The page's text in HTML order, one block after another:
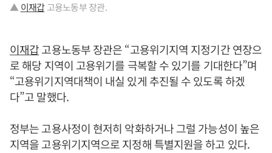
▲이재갑고용노동부 장관.
이재갑고용노동부 장관은 “고용위기지역 지정기간 연장으
로 해당 지역이 고용위기를 극복할 수 있기를 기대한다”며
“고용위기지역대책이 내실 있게 추진될 수 있도록 하겠
다”고 말했다.
정부는 고용사정이 현저히 악화하거나 그럴 가능성이 높은
지역을 고용위기지역으로 지정해 특별지원을 하고 있다.